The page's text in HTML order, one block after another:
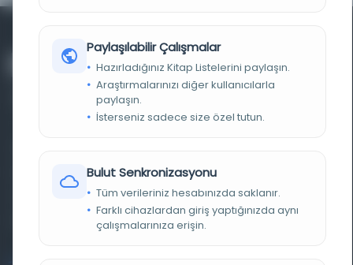
basma eserleri, arşiv belgelerini, süreli yayınları ve görsel
materyalleri bir araya getiren kapsamlı bir dijital
kütüphane ve meta katalog.
Paylaşılabilir Çalışmalar
Hazırladığınız Kitap Listelerini paylaşın.
Araştırmalarınızı diğer kullanıcılarla
paylaşın.
İsterseniz sadece size özel tutun.
Bulut Senkronizasyonu
Tüm verileriniz hesabınızda saklanır.
Farklı cihazlardan giriş yaptığınızda aynı
çalışmalarınıza erişin.